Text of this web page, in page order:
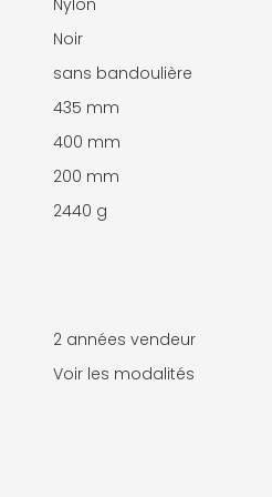
Nylon
Noir
sans bandoulière
435 mm
400 mm
200 mm
2440 g
2 années vendeur
Voir les modalités